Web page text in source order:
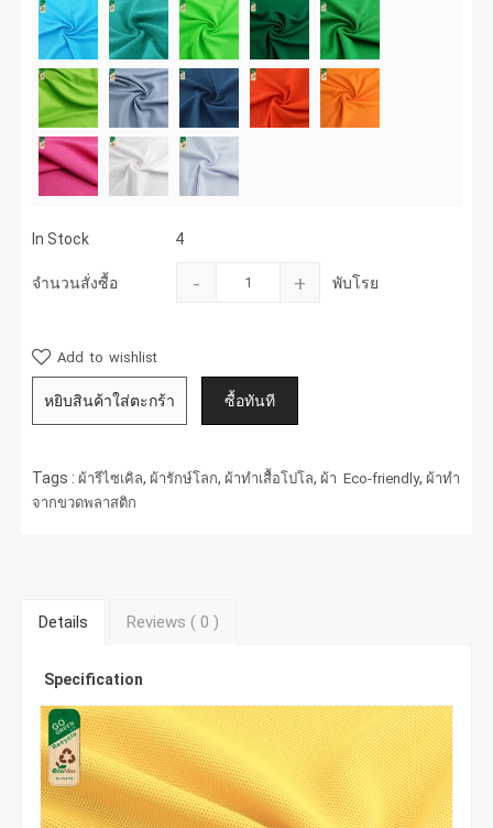
In Stock 4
จำนวนสั่งซื้อ - + พับโรย
Add to wishlist
Tags :ผ้ารีไซเคิล,ผ้ารักษ์โลก,ผ้าทำเสื้อโปโล,ผ้า Eco-friendly,ผ้าทำ
จากขวดพลาสติก
Details Reviews ( 0)
Specification